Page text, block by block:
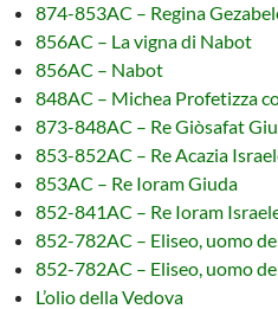
874-853AC – Regina
856AC – La vigna di Nabot
856AC – Nabot
848AC – Michea Profetizza
873-848AC – Re Giòsafat
853-852AC – Re Acazia
853AC – Re Ioram Giuda
852-841AC – Re Ioram
852-782AC – Eliseo, uomo
852-782AC – Eliseo, uomo
L’olio della Vedova